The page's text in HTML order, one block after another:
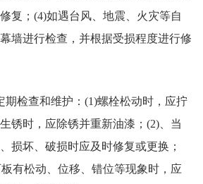
复；(4)如遇台风、地震、火灾等自
墙进行检查，并根据受损程度进行修
检查和维护：(1)螺栓松动时，应拧
锈时，应除锈并重新油漆；(2)、当
损坏、破损时应及时修复或更换；
有松动、位移、错位等现象时，应